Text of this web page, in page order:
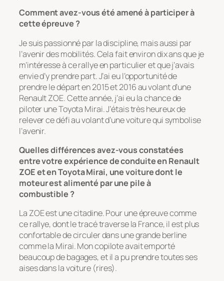
Comment avez-vous été amené à participer à
cette épreuve ?
Je suis passionné par la discipline, mais aussi par
l’avenir des mobilités. Cela fait environ dix ans que je
m’intéresse à ce rallye en particulier et que j’avais
envie d’y prendre part. J’ai eu l’opportunité de
prendre le départ en 2015 et 2016 au volant d’une
Renault ZOE. Cette année, j’ai eu la chance de
piloter une Toyota Mirai. J’étais très heureux de
relever ce défi au volant d’une voiture qui symbolise
l’avenir.
Quelles différences avez-vous constatées
entre votre expérience de conduite en Renault
ZOE et en Toyota Mirai, une voiture dont le
moteur est alimenté par une pile à
combustible ?
La ZOE est une citadine. Pour une épreuve comme
ce rallye, dont le tracé traverse la France, il est plus
confortable de circuler dans une grande berline
comme la Mirai. Mon copilote avait emporté
beaucoup de bagages, et il a pu prendre toutes ses
aises dans la voiture (rires).